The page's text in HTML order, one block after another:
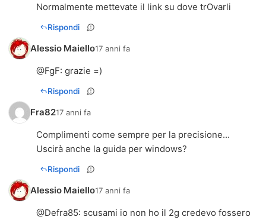
Normalmente mettevate il link su dove trOvarli
Rispondi
Alessio Maiello17 anni fa
@FgF: grazie =)
Rispondi
Fra8217 anni fa
Complimenti come sempre per la precisione...
Uscirà anche la guida per windows?
Rispondi
Alessio Maiello17 anni fa
@Defra85: scusami io non ho il 2g credevo fossero